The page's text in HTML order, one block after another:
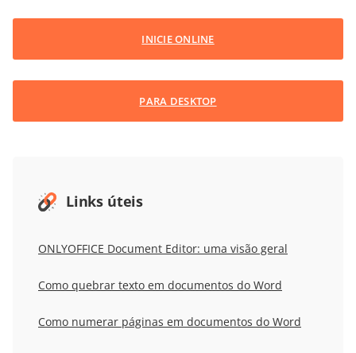
INICIE ONLINE
PARA DESKTOP
Links úteis
ONLYOFFICE Document Editor: uma visão geral
Como quebrar texto em documentos do Word
Como numerar páginas em documentos do Word